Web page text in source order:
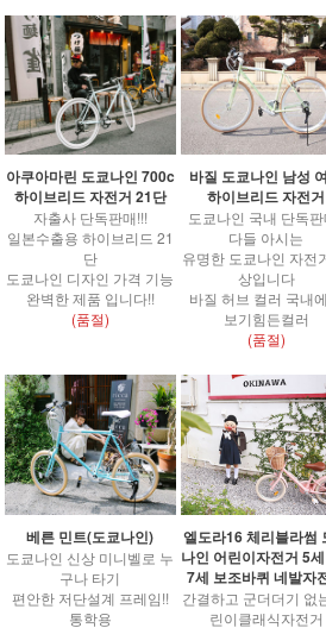
아쿠아마린 도쿄나인 700c
하이브리드 자전거 21단
자출사 단독판매!!!
일본수출용 하이브리드 21
단
도쿄나인 디자인 가격 기능
완벽한 제품 입니다!!
(품절)
바질 도쿄나인 남성
하이브리드 자전거
도쿄나인 국내 단독판
다들 아시는
유명한 도쿄나인 자전
상입니다
바질 허브 컬러 국내
보기힘든컬러
(품절)
베른 민트(도쿄나인)
도쿄나인 신상 미니벨로 누
구나 타기
편안한 저단설계 프레임!!
통학용
엘도라16 체리블라썸
나인 어린이자전거 5
7세 보조바퀴 네발자
간결하고 군더더기 없
린이클래식자전거